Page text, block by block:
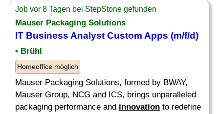
Job vor 8 Tagen bei StepStone gefunden
Mauser Packaging Solutions
IT Business Analyst Custom Apps (m/f/d)
• Brühl
Homeoffice möglich
Mauser Packaging Solutions, formed by BWAY,
Mauser Group, NCG and ICS, brings unparalleled
packaging performance and innovation to redefine